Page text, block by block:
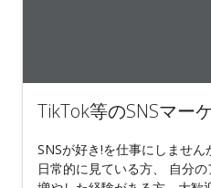
TikTok等のSNSマー
SNSが好き!を仕事にしませ
日常的に見ている方、 自分